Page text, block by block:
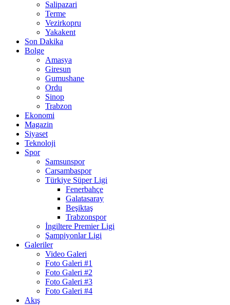
Salipazari
Terme
Vezirkopru
Yakakent
Son Dakika
Bolge
Amasya
Giresun
Gumushane
Ordu
Sinop
Trabzon
Ekonomi
Magazin
Siyaset
Teknoloji
Spor
Samsunspor
Carsambaspor
Türkiye Süper Ligi
Fenerbahçe
Galatasaray
Beşiktaş
Trabzonspor
İngiltere Premier Ligi
Şampiyonlar Ligi
Galeriler
Video Galeri
Foto Galeri #1
Foto Galeri #2
Foto Galeri #3
Foto Galeri #4
Akış